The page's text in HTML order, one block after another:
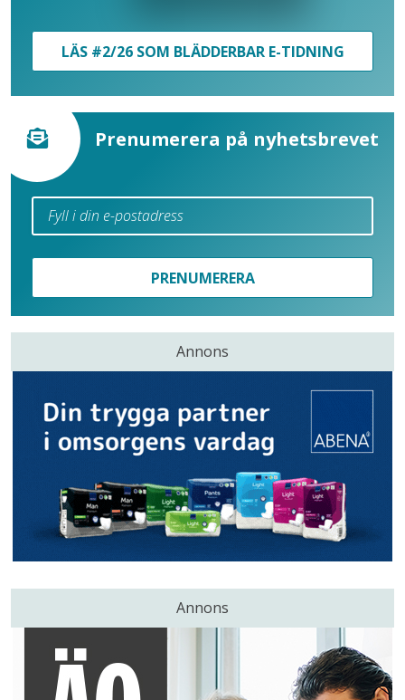
LÄS #2/26 SOM BLÄDDERBAR E-TIDNING
Prenumerera på nyhetsbrevet
PRENUMERERA
Annons
Annons